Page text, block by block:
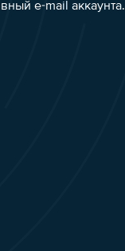
e-mail аккаунта.